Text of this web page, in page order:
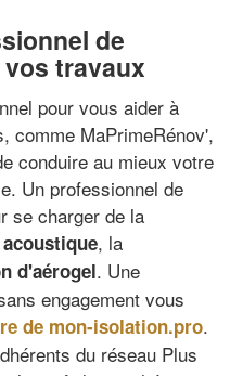
de
travaux
pour vous aider à
comme MaPrimeRénov',
conduire au mieux votre
Un professionnel de
se charger de la
, la
d'aérogel. Une
engagement vous
de mon-isolation.pro.
du réseau Plus